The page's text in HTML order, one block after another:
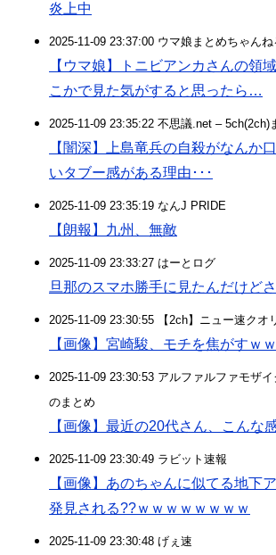
炎上中
2025-11-09 23:37:00 ウマ娘まとめちゃんね
【ウマ娘】トニビアンカさんの領
こかで見た気がすると思ったら…
2025-11-09 23:35:22 不思議.net – 5ch(2ch)
【闇深】上島竜兵の自殺がなんか
いタブー感がある理由･･･
2025-11-09 23:35:19 なんJ PRIDE
【朗報】九州、無敵
2025-11-09 23:33:27 はーとログ
旦那のスマホ勝手に見たんだけどさ
2025-11-09 23:30:55 【2ch】ニュー速クオ
【画像】宮崎駿、モチを焦がすｗ
2025-11-09 23:30:53 アルファルファモザ
のまとめ
【画像】最近の20代さん、こんな
2025-11-09 23:30:49 ラビット速報
【画像】あのちゃんに似てる地下
発見される??ｗｗｗｗｗｗｗｗ
2025-11-09 23:30:48 げぇ速